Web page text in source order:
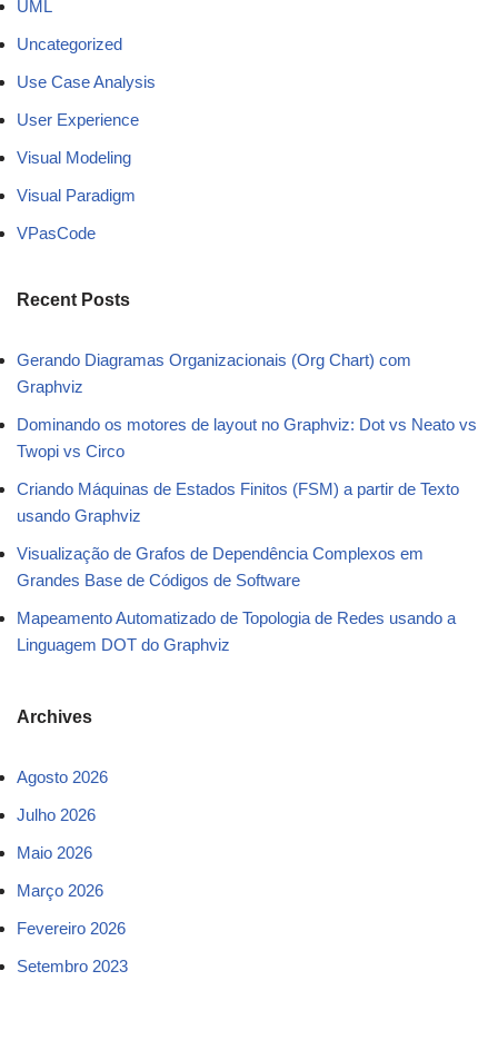
UML
Uncategorized
Use Case Analysis
User Experience
Visual Modeling
Visual Paradigm
VPasCode
Recent Posts
Gerando Diagramas Organizacionais (Org Chart) com
Graphviz
Dominando os motores de layout no Graphviz: Dot vs Neato vs
Twopi vs Circo
Criando Máquinas de Estados Finitos (FSM) a partir de Texto
usando Graphviz
Visualização de Grafos de Dependência Complexos em
Grandes Base de Códigos de Software
Mapeamento Automatizado de Topologia de Redes usando a
Linguagem DOT do Graphviz
Archives
Agosto 2026
Julho 2026
Maio 2026
Março 2026
Fevereiro 2026
Setembro 2023